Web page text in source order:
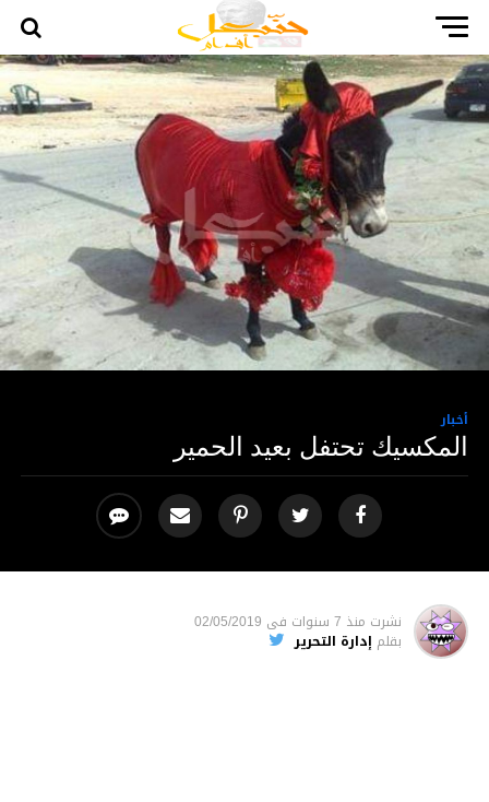
أخبار
المكسيك تحتفل بعيد الحمير
نشرت منذ 7 سنوات فى 02/05/2019
بقلم إدارة التحرير